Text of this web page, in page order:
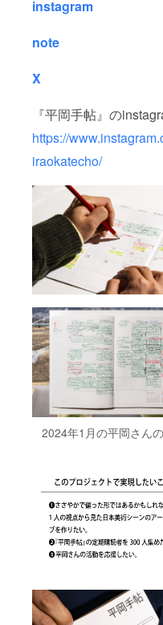
instagram
note
X
『平岡手帖』の
https://
iraokatecho/
2024年1月の平岡さん